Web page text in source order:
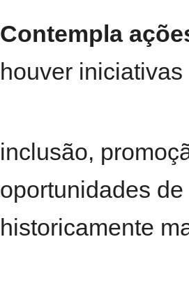
Contempla
houver
inclusão,
oportunidades
historicamente